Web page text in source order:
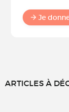
Je
ARTICLES À